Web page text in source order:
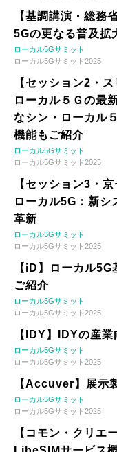
【基調講演・総務
5Gの更なる普及拡
ローカル5Gサミット
ローカル5Gサミット2025
【セッション2・
ローカル５Ｇの最
なシン・ローカル
機能もご紹介
ローカル5Gサミット
ローカル5Gサミット2025
【セッション3・
ローカル5G：新シ
革新
ローカル5Gサミット
ローカル5Gサミット2025
【iD】ローカル
ご紹介
ローカル5Gサミット
ローカル5Gサミット2025
【IDY】IDYの産
ローカル5Gサミット
ローカル5Gサミット2025
【Accuver】展示
ローカル5Gサミット
ローカル5Gサミット2025
【コモン・クリエ